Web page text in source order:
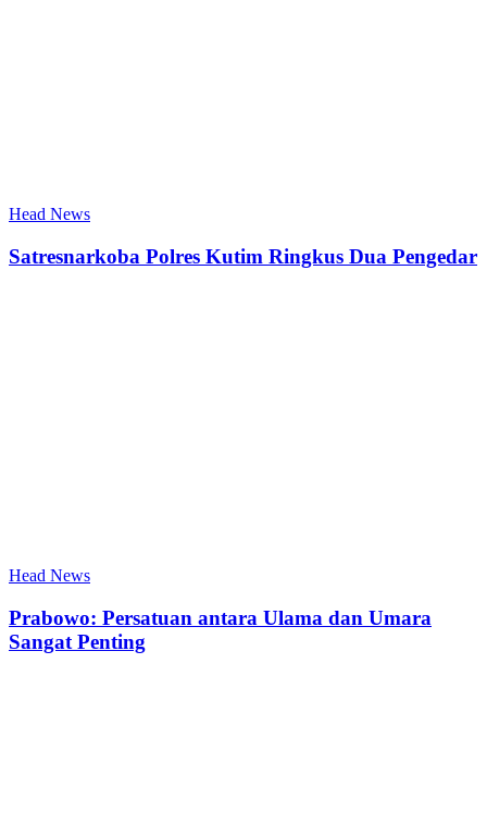
Head News
Satresnarkoba Polres Kutim Ringkus Dua Pengedar
Head News
Prabowo: Persatuan antara Ulama dan Umara
Sangat Penting